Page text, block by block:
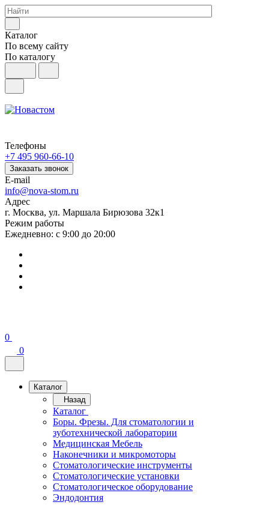
Каталог
По всему сайту
По каталогу
Телефоны
+7 495 960-66-10
Заказать звонок
E-mail
info@nova-stom.ru
Адрес
г. Москва, ул. Маршала Бирюзова 32к1
Режим работы
Ежедневно: с 9:00 до 20:00
0
0
Каталог
Назад
Каталог
Боры. Фрезы. Для стоматологии и
зуботехнической лаборатории
Медицинская Мебель
Наконечники и микромоторы
Стоматологические инструменты
Стоматологические установки
Стоматологическое оборудование
Эндодонтия